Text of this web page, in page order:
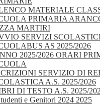
MATERIALE
PRIMARIA
MARTIRI
SERVIZI
AS 2025/2026
2025/2026 ORARI
SERVIZIO DI
A.S. 2025/2026
DI TESTO A.S. 2025/
e Genitori 2024 2025